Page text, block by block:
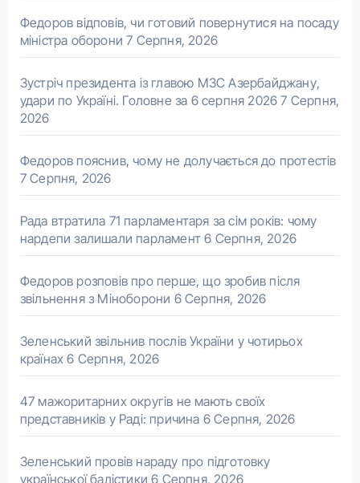
Федоров відповів, чи готовий повернутися на посаду
міністра оборони 7 Серпня, 2026
Зустріч президента із главою МЗС Азербайджану,
удари по Україні. Головне за 6 серпня 2026 7 Серпня,
2026
Федоров пояснив, чому не долучається до протестів
7 Серпня, 2026
Рада втратила 71 парламентаря за сім років: чому
нардепи залишали парламент 6 Серпня, 2026
Федоров розповів про перше, що зробив після
звільнення з Міноборони 6 Серпня, 2026
Зеленський звільнив послів України у чотирьох
країнах 6 Серпня, 2026
47 мажоритарних округів не мають своїх
представників у Раді: причина 6 Серпня, 2026
Зеленський провів нараду про підготовку
української балістики 6 Серпня, 2026